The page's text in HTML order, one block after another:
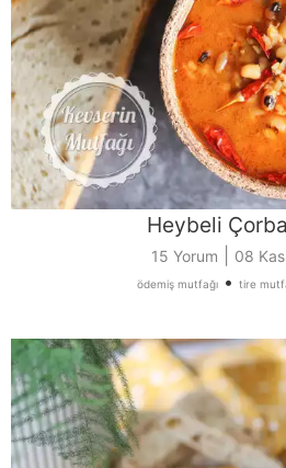
Heybeli
15 Yorum 08
ödemiş mutfağı • tire